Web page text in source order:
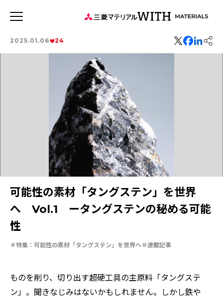
JP
タグから探す
事業
特集：循環に価値を。
特集：可能性の素材「タングステン」を世界へ
特集：世界のものづくりの力になる
価値観
特集：地熱発電への挑戦
森とマテリアル
MYSTORY
社会をつくる素材の力
特集：カーボンニュートラルに挑む
特集：進化する銅
電気鉛
三菱マテリアルのある街を訪ねて
特集：金属と社会を、クリーンにつくり出す
特集：限りある金属資源を、未来につなぐ。
特集：自動車・半導体の進化を担う
電気銅
resource circulation
2025.01.06 24
可能性の素材「タングステン」を世界
へ Vol.1 ータングステンの秘める可能
性
特集：可能性の素材「タングステン」を世界へ 連載記事
ものを削り、切り出す超硬工具の主原料「タングステ
ン」。聞きなじみはないかもしれません。しかし鉄や